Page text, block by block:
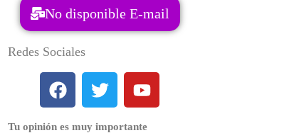
No disponible E-mail
Redes Sociales
Tu opinión es muy importante